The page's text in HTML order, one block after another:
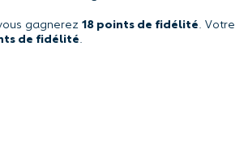
gagnerez18 points de fidélité. Votre
de fidélité.